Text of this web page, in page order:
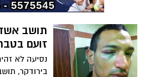
תושב
זועם
נסיעה לא
בירודקר,